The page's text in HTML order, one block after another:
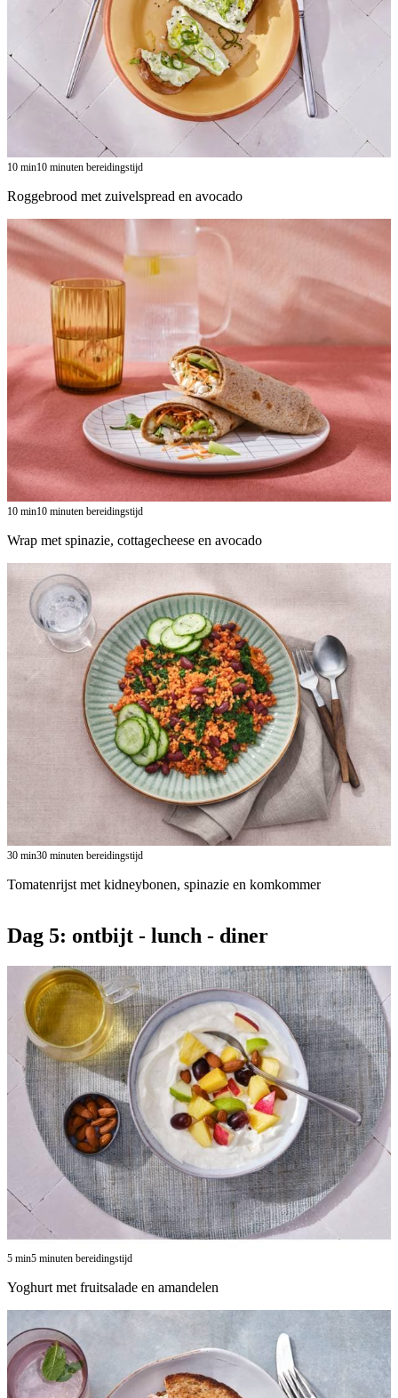
10 min10 minuten bereidingstijd
Roggebrood met zuivelspread en avocado
10 min10 minuten bereidingstijd
Wrap met spinazie, cottagecheese en avocado
30 min30 minuten bereidingstijd
Tomatenrijst met kidneybonen, spinazie en komkommer
Dag 5: ontbijt - lunch - diner
5 min5 minuten bereidingstijd
Yoghurt met fruitsalade en amandelen